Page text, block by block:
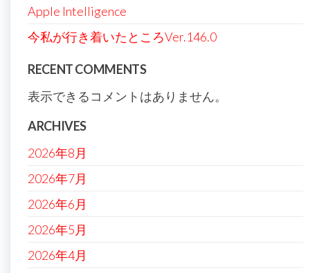
Apple Intelligence
今私が行き着いたところVer.146.0
RECENT COMMENTS
表示できるコメントはありません。
ARCHIVES
2026年8月
2026年7月
2026年6月
2026年5月
2026年4月